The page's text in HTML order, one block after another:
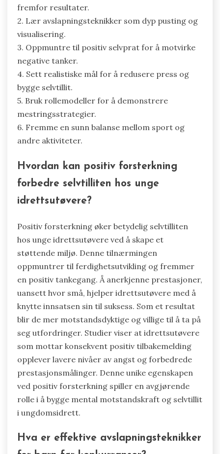
fremfor resultater.
2. Lær avslapningsteknikker som dyp pusting og
visualisering.
3. Oppmuntre til positiv selvprat for å motvirke
negative tanker.
4. Sett realistiske mål for å redusere press og
bygge selvtillit.
5. Bruk rollemodeller for å demonstrere
mestringsstrategier.
6. Fremme en sunn balanse mellom sport og
andre aktiviteter.
Hvordan kan positiv forsterkning
forbedre selvtilliten hos unge
idrettsutøvere?
Positiv forsterkning øker betydelig selvtilliten
hos unge idrettsutøvere ved å skape et
støttende miljø. Denne tilnærmingen
oppmuntrer til ferdighetsutvikling og fremmer
en positiv tankegang. Å anerkjenne prestasjoner,
uansett hvor små, hjelper idrettsutøvere med å
knytte innsatsen sin til suksess. Som et resultat
blir de mer motstandsdyktige og villige til å ta på
seg utfordringer. Studier viser at idrettsutøvere
som mottar konsekvent positiv tilbakemelding
opplever lavere nivåer av angst og forbedrede
prestasjonsmålinger. Denne unike egenskapen
ved positiv forsterkning spiller en avgjørende
rolle i å bygge mental motstandskraft og selvtillit
i ungdomsidrett.
Hva er effektive avslapningsteknikker